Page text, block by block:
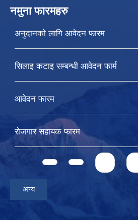
नमुना फारमहरु
अनुदानको लागि आवेदन फारम
सिलाइ कटाइ सम्बन्धी आवेदन फार्म
आवेदन फारम
रोजगार सहायक फारम
Pages
अन्य